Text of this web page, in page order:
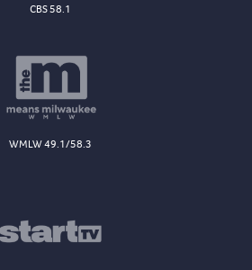
CBS 58.1
WMLW 49.1/58.3